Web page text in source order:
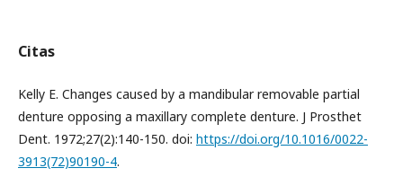
Citas
Kelly E. Changes caused by a mandibular removable partial
denture opposing a maxillary complete denture. J Prosthet
Dent. 1972;27(2):140-150. doi: https://doi.org/10.1016/0022-
3913(72)90190-4.